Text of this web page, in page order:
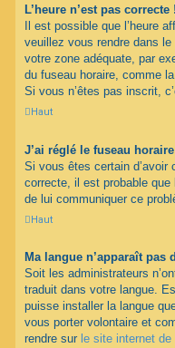
L’heure n’est pas correcte !
Il est possible que l’heure
veuillez vous rendre dans
votre zone adéquate, par
du fuseau horaire, comme
Si vous n’êtes pas inscrit,
Haut
J’ai réglé le fuseau
Si vous êtes certain d’avoir
correcte, il est probable que
de lui communiquer ce
Haut
Ma langue n’apparaît pas
Soit les administrateurs
traduit dans votre langue.
puisse installer la langue
vous porter volontaire et
rendre sur le site internet de